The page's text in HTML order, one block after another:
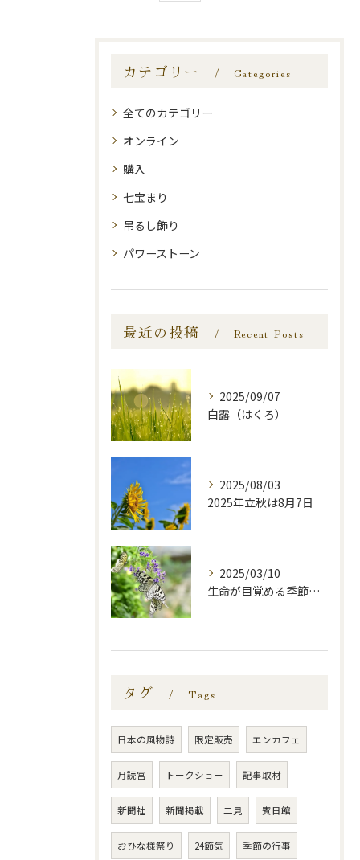
カテゴリー Categories
全てのカテゴリー
オンライン
購入
七宝まり
吊るし飾り
パワーストーン
最近の投稿 Recent Posts
2025/09/07
白露（はくろ）
2025/08/03
2025年立秋は8月7日
2025/03/10
生命が目覚める季節—啓蟄—
タグ Tags
日本の風物詩 限定販売 エンカフェ
月読宮 トークショー 記事取材
新聞社 新聞掲載 二見 賓日館
おひな様祭り 24節気 季節の行事